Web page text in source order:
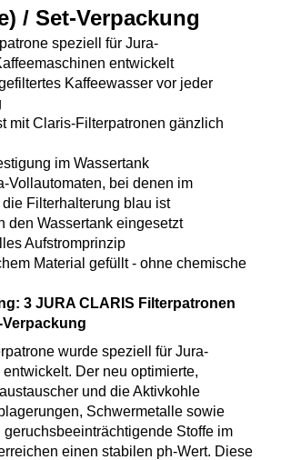
/ Set-Verpackung
speziell für Jura-
entwickelt
Kaffeewasser vor jeder
mit Claris-Filterpatronen gänzlich
im Wassertank
Vollautomaten, bei denen im
Filterhalterung blau ist
den Wassertank eingesetzt
Aufstromprinzip
Material gefüllt - ohne chemische
3 JURA CLARIS Filterpatronen
Verpackung
wurde speziell für Jura-
Der neu optimierte,
und die Aktivkohle
Schwermetalle sowie
Stoffe im
einen stabilen ph-Wert. Diese